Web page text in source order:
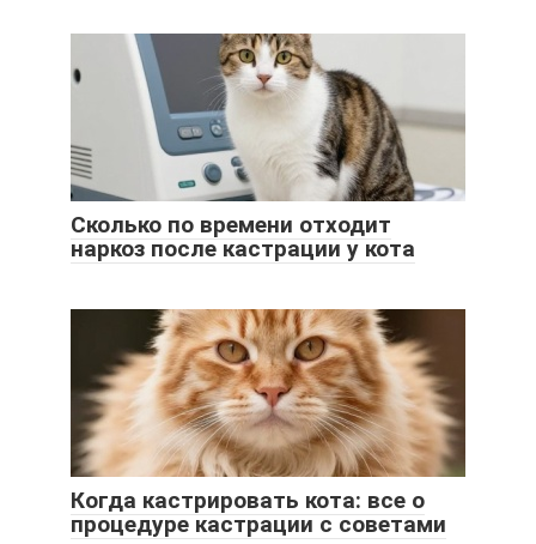
Сколько по времени отходит
наркоз после кастрации у кота
Когда кастрировать кота: все о
процедуре кастрации с советами